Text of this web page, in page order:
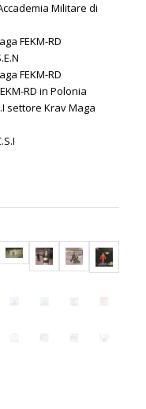
Militare di
FEKM-RD
FEKM-RD
RD in Polonia
settore Krav Maga